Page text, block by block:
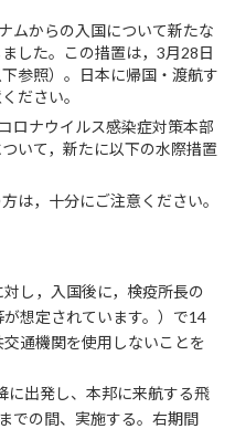
ムからの入国について新たな
した。この措置は，3月28日
参照）。日本に帰国・渡航す
ださい。
ロナウイルス感染症対策本部
いて，新たに以下の水際措置
は，十分にご注意ください。
し，入国後に，検疫所長の
想定されています。）で14
通機関を使用しないことを
出発し、本邦に来航する飛
での間、実施する。右期間